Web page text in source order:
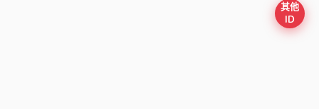
其他
ID